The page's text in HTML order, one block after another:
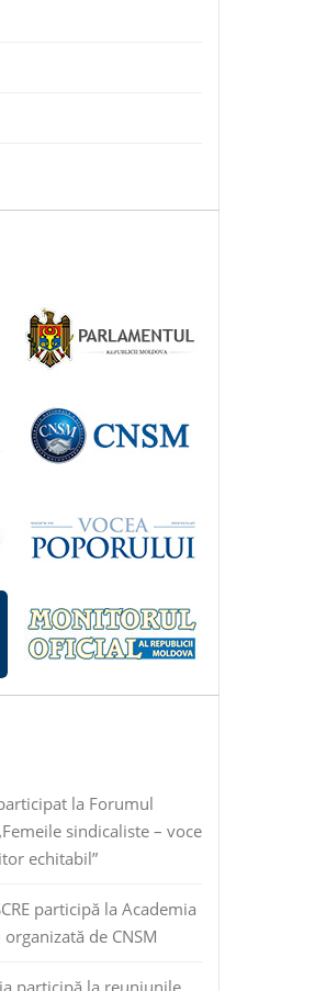
la Forumul
sindicaliste – voce
echitabil”
participă la Academia
de CNSM
participă la reuniunile